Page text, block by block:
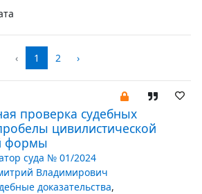
‹ 1 2 ›
проверка судебных
цивилистической
формы
суда № 01/2024
Владимирович
доказательства,